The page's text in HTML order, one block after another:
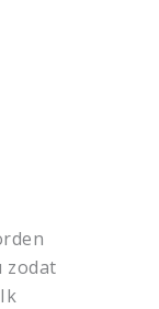
zodat